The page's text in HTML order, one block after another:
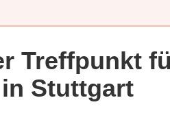
Treffpunkt
Stuttgart